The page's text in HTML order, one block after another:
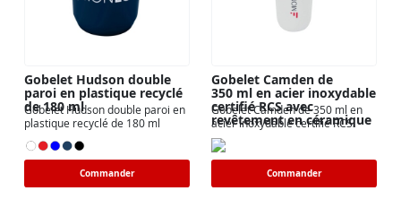
Gobelet Hudson double
paroi en plastique recyclé
de 180 ml
Gobelet Hudson double paroi en
plastique recyclé de 180 ml
Commander
Gobelet Camden de
350 ml en acier inoxydable
certifié RCS avec
revêtement en céramique
Gobelet Camden de 350 ml en
acier inoxydable certifié RCS
Commander